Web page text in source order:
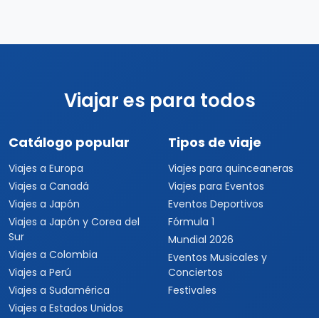
Viajar es para todos
Catálogo popular
Viajes a Europa
Viajes a Canadá
Viajes a Japón
Viajes a Japón y Corea del
Sur
Viajes a Colombia
Viajes a Perú
Viajes a Sudamérica
Viajes a Estados Unidos
Tipos de viaje
Viajes para quinceaneras
Viajes para Eventos
Eventos Deportivos
Fórmula 1
Mundial 2026
Eventos Musicales y
Conciertos
Festivales